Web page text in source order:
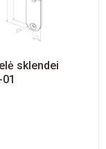
sklendei